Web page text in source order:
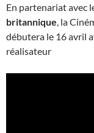
En partenariat avec
britannique, la
débutera le 16 avril
réalisateur